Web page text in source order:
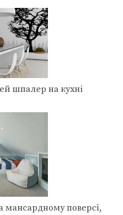
шпалер на кухні
мансардному поверсі,